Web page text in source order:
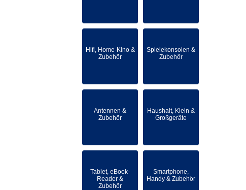
Hifi, Home-Kino &
Zubehör
Spielekonsolen &
Zubehör
Antennen &
Zubehör
Haushalt, Klein &
Großgeräte
Tablet, eBook-
Reader &
Zubehör
Smartphone,
Handy & Zubehör